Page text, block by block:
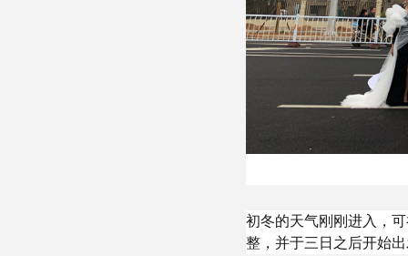
初冬的天气刚刚进入，
整，并于三日之后开始